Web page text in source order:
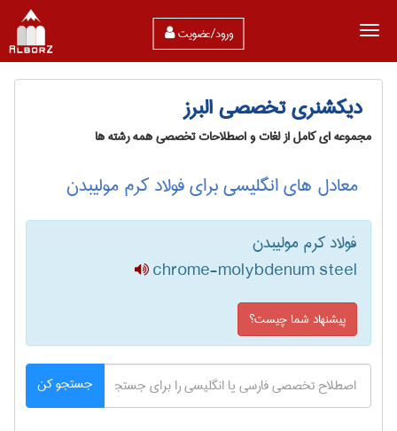
ورود/عضویت
دیکشنری تخصصی البرز
مجموعه ای کامل از لغات و اصطلاحات تخصصی همه رشته ها
معادل های انگلیسی برای فولاد کرم مولیبدن
فولاد کرم مولیبدن
chrome-molybdenum steel
پیشنهاد شما چیست؟
جستجو کن